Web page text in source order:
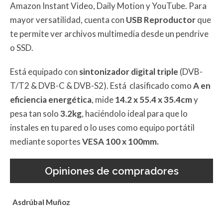
Amazon Instant Video, Daily Motion y YouTube. Para
mayor versatilidad, cuenta con USB Reproductorque
te permite ver archivos multimedia desde un pendrive
o SSD.
Está equipado con sintonizador digital triple (DVB-
T/T2 & DVB-C & DVB-S2). Está clasificado comoAen
eficiencia energética, mide14.2 x 55.4 x 35.4cmy
pesa tan solo3.2kg, haciéndolo ideal para que lo
instales en tu pared o lo uses como equipo portátil
mediante soportesVESA 100 x 100mm.
Opiniones de compradores
Asdrúbal Muñoz